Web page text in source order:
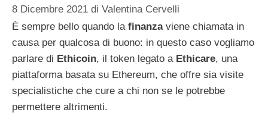
8 Dicembre 2021 di Valentina Cervelli
È sempre bello quando la finanzaviene chiamata in
causa per qualcosa di buono: in questo caso vogliamo
parlare di Ethicoin, il token legato a Ethicare, una
piattaforma basata su Ethereum, che offre sia visite
specialistiche che cure a chi non se le potrebbe
permettere altrimenti.